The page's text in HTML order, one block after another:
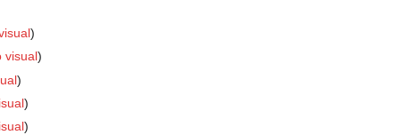
visual